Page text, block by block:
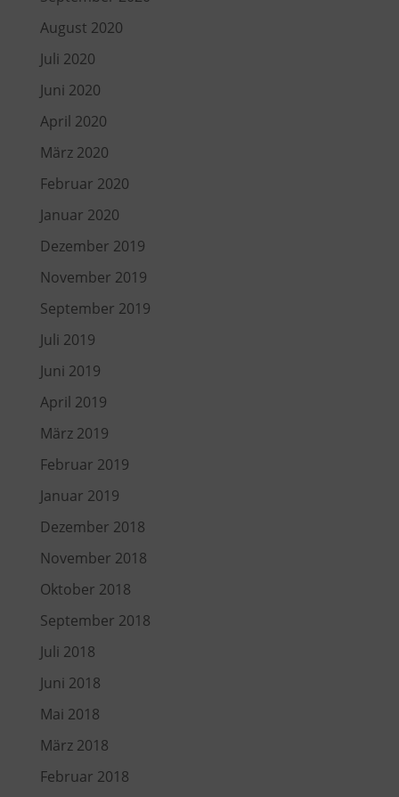
August 2020
Juli 2020
Juni 2020
April 2020
März 2020
Februar 2020
Januar 2020
Dezember 2019
November 2019
September 2019
Juli 2019
Juni 2019
April 2019
März 2019
Februar 2019
Januar 2019
Dezember 2018
November 2018
Oktober 2018
September 2018
Juli 2018
Juni 2018
Mai 2018
März 2018
Februar 2018